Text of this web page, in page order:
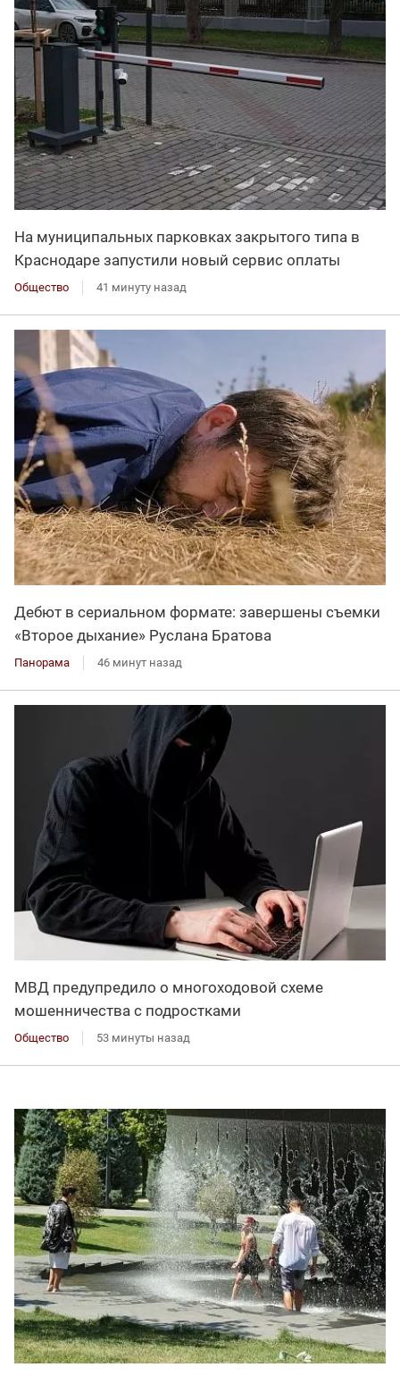
На муниципальных парковках закрытого типа в
Краснодаре запустили новый сервис оплаты
Общество 41 минуту назад
Дебют в сериальном формате: завершены съемки
«Второе дыхание» Руслана Братова
Панорама 46 минут назад
МВД предупредило о многоходовой схеме
мошенничества с подростками
Общество 53 минуты назад